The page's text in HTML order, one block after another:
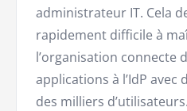
administrateur IT. Cela
rapidement difficile à
l’organisation connecte
applications à l’IdP avec
des milliers